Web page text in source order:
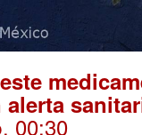
alerta
. 00:30